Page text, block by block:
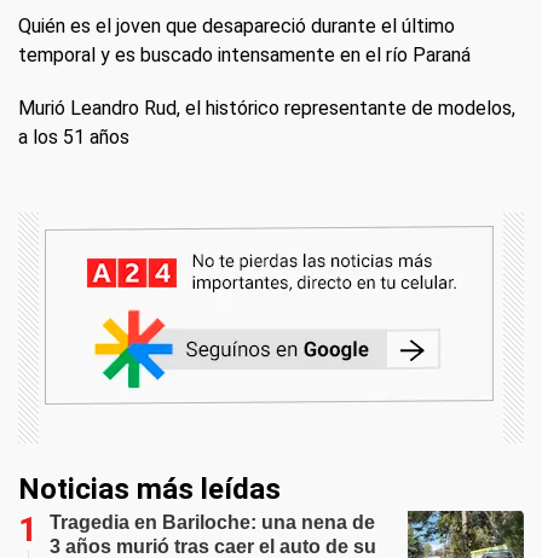
Quién es el joven que desapareció durante el último
temporal y es buscado intensamente en el río Paraná
Murió Leandro Rud, el histórico representante de modelos,
a los 51 años
Noticias más leídas
Tragedia en Bariloche: una nena de
3 años murió tras caer el auto de su